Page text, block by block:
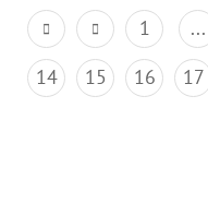
1 ...
14
15 16 17